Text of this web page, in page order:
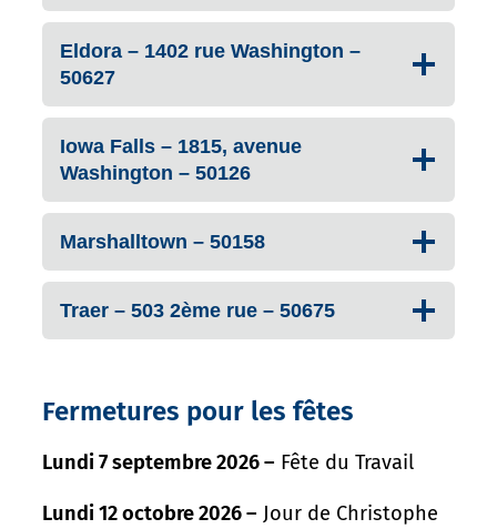
Eldora – 1402 rue Washington –
50627
Iowa Falls – 1815, avenue
Washington – 50126
Marshalltown – 50158
Traer – 503 2ème rue – 50675
Fermetures pour les fêtes
Lundi 7 septembre 2026 – Fête du Travail
Lundi 12 octobre 2026 – Jour de Christophe